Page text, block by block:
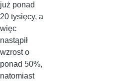
już ponad
20 tysięcy, a
więc
nastąpił
wzrost o
ponad 50%,
natomiast